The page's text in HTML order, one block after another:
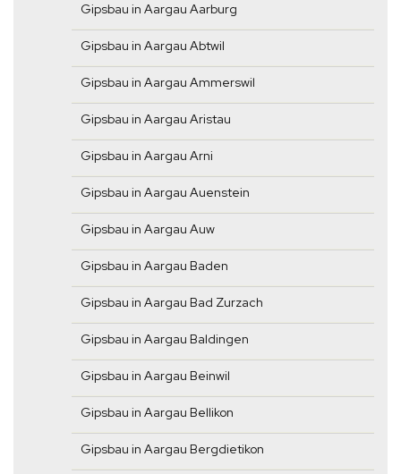
Gipsbau in Aargau Aarburg
Gipsbau in Aargau Abtwil
Gipsbau in Aargau Ammerswil
Gipsbau in Aargau Aristau
Gipsbau in Aargau Arni
Gipsbau in Aargau Auenstein
Gipsbau in Aargau Auw
Gipsbau in Aargau Baden
Gipsbau in Aargau Bad Zurzach
Gipsbau in Aargau Baldingen
Gipsbau in Aargau Beinwil
Gipsbau in Aargau Bellikon
Gipsbau in Aargau Bergdietikon